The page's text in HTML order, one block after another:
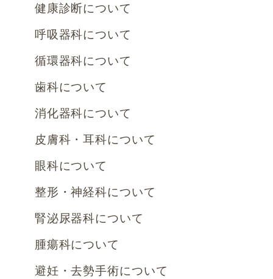
健康診断について
呼吸器科について
循環器科について
歯科について
消化器科について
皮膚科・耳科について
眼科について
整形・神経科について
腎泌尿器科について
腫瘍科について
避妊・去勢手術について